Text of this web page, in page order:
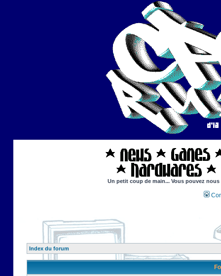
Un petit coup de main... Vous pouvez
Index du forum